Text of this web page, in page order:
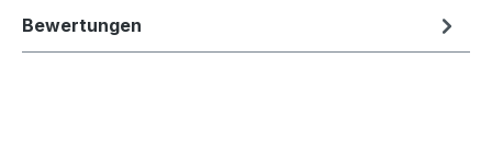
Bewertungen